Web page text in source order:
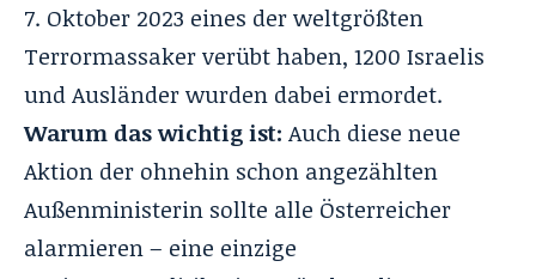
7. Oktober 2023 eines der weltgrößten
Terrormassaker verübt haben, 1200 Israelis
und Ausländer wurden dabei ermordet.
Warum das wichtig ist: Auch diese neue
Aktion der ohnehin schon angezählten
Außenministerin sollte alle Österreicher
alarmieren – eine einzige